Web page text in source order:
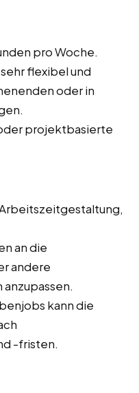
pro Woche.
flexibel und
oder in
projektbasierte
an die
andere
kann die
-fristen.